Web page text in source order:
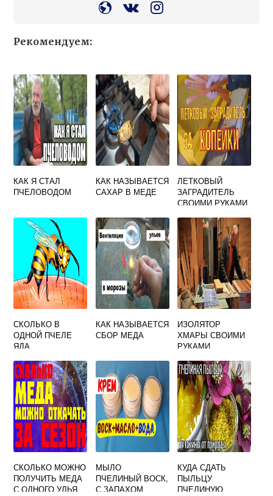
Рекомендуем:
КАК Я СТАЛ
ПЧЕЛОВОДОМ
КАК НАЗЫВАЕТСЯ
САХАР В МЕДЕ
ЛЕТКОВЫЙ
ЗАГРАДИТЕЛЬ
СВОИМИ РУКАМИ
СКОЛЬКО В
ОДНОЙ ПЧЕЛЕ
ЯДА
КАК НАЗЫВАЕТСЯ
СБОР МЕДА
ИЗОЛЯТОР
ХМАРЫ СВОИМИ
РУКАМИ
СКОЛЬКО МОЖНО
ПОЛУЧИТЬ МЕДА
С ОДНОГО УЛЬЯ
МЫЛО
ПЧЕЛИНЫЙ ВОСК,
С ЗАПАХОМ
КУДА СДАТЬ
ПЫЛЬЦУ
ПЧЕЛИНУЮ